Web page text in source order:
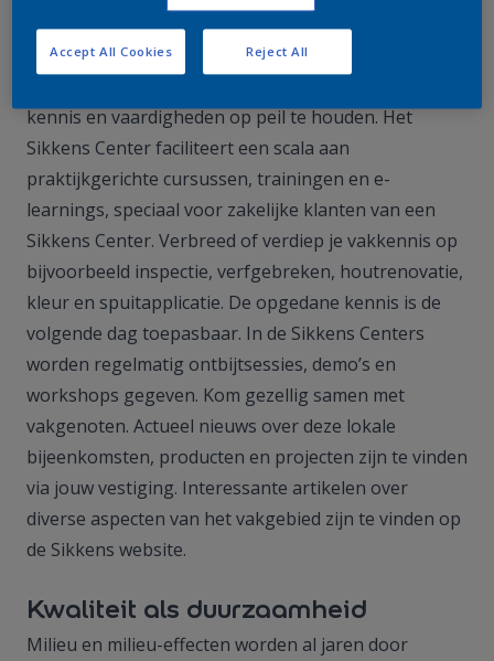
Ga mee met je tijd
kennis en vaardigheden op peil te houden. Het
Sikkens Center faciliteert een scala aan
praktijkgerichte cursussen, trainingen en e-
learnings, speciaal voor zakelijke klanten van een
Sikkens Center. Verbreed of verdiep je vakkennis op
bijvoorbeeld inspectie, verfgebreken, houtrenovatie,
kleur en spuitapplicatie. De opgedane kennis is de
volgende dag toepasbaar. In de Sikkens Centers
worden regelmatig ontbijtsessies, demo’s en
workshops gegeven. Kom gezellig samen met
vakgenoten. Actueel nieuws over deze lokale
bijeenkomsten, producten en projecten zijn te vinden
via jouw vestiging. Interessante artikelen over
diverse aspecten van het vakgebied zijn te vinden op
de Sikkens website.
Kwaliteit als duurzaamheid
Milieu en milieu-effecten worden al jaren door
Reject All
Accept All Cookies